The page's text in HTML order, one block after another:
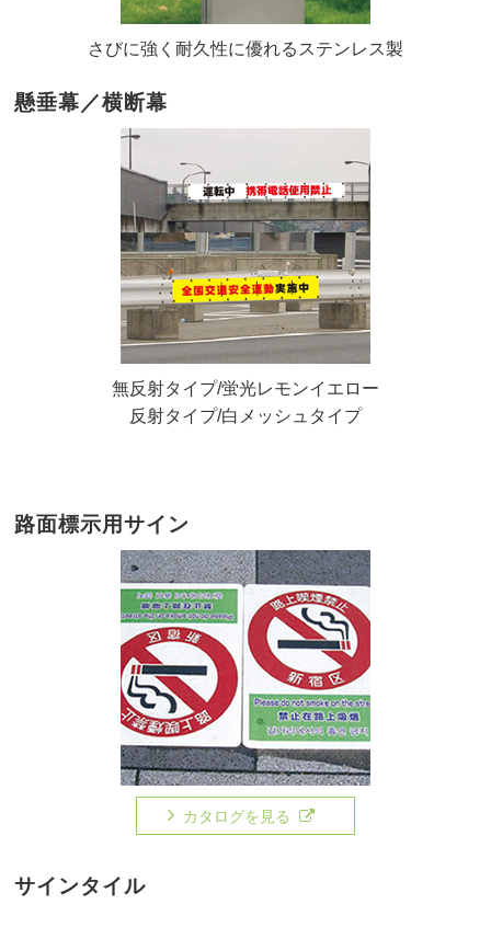
さびに強く耐久性に優れるステンレス製
懸垂幕／横断幕
無反射タイプ/蛍光レモンイエロー
反射タイプ/白メッシュタイプ
路面標示用サイン
カタログを見る
サインタイル